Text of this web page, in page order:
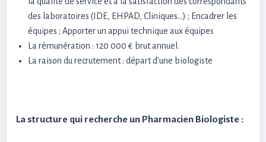
des laboratoires (IDE, EHPAD, Cliniques...) ; Encadrer les
équipes ; Apporter un appui technique aux équipes
La rémunération : 120 000 € brut annuel.
La raison du recrutement : départ d'une biologiste
La structure qui recherche un Pharmacien Biologiste :